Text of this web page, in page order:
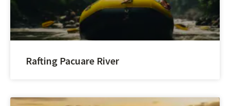
Rafting Pacuare River